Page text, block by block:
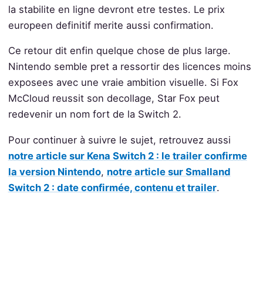
la stabilite en ligne devront etre testes. Le prix
europeen definitif merite aussi confirmation.
Ce retour dit enfin quelque chose de plus large.
Nintendo semble pret a ressortir des licences moins
exposees avec une vraie ambition visuelle. Si Fox
McCloud reussit son decollage, Star Fox peut
redevenir un nom fort de la Switch 2.
Pour continuer à suivre le sujet, retrouvez aussi
notre article sur Kena Switch 2 : le trailer confirme
la version Nintendo, notre article sur Smalland
Switch 2 : date confirmée, contenu et trailer.